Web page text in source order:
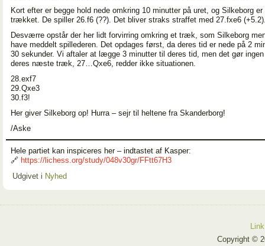
Kort efter er begge hold nede omkring 10 minutter på uret, og Silkeborg er
trækket. De spiller 26.f6 (??). Det bliver straks straffet med 27.fxe6
Desværre opstår der her lidt forvirring omkring et træk, som Silkeborg
have meddelt spillederen. Det opdages først, da deres tid er nede på 2
30 sekunder. Vi aftaler at lægge 3 minutter til deres tid, men det gør
deres næste træk, 27…Qxe6, redder ikke situationen.
28.exf7
29.Qxe3
30.f3!
Her giver Silkeborg op! Hurra – sejr til heltene fra Skanderborg!
/Aske
Hele partiet kan inspiceres her – indtastet af Kasper:
🔗 https://lichess.org/study/048v30gr/FFtt67H3
Udgivet i Nyhed
Copyright ©